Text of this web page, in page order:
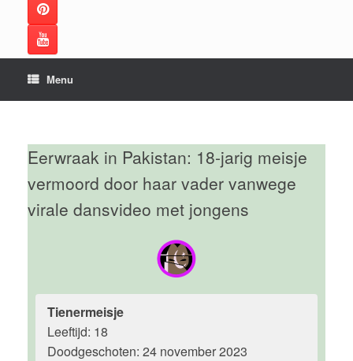
Menu
Eerwraak in Pakistan: 18-jarig meisje
vermoord door haar vader vanwege
virale dansvideo met jongens
Tienermeisje
Leeftijd: 18
Doodgeschoten: 24 november 2023